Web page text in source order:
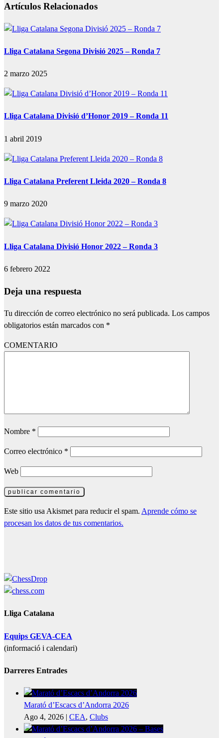
Artículos Relacionados
Lliga Catalana Segona Divisió 2025 – Ronda 7
2 marzo 2025
Lliga Catalana Divisió d’Honor 2019 – Ronda 11
1 abril 2019
Lliga Catalana Preferent Lleida 2020 – Ronda 8
9 marzo 2020
Lliga Catalana Divisió Honor 2022 – Ronda 3
6 febrero 2022
Deja una respuesta
Tu dirección de correo electrónico no será publicada. Los campos
obligatorios están marcados con *
COMENTARIO
Nombre *
Correo electrónico *
Web
Este sitio usa Akismet para reducir el spam. Aprende cómo se
procesan los datos de tus comentarios.
Lliga Catalana
Equips GEVA-CEA
(informació i calendari)
Darreres Entrades
Marató d’Escacs d’Andorra 2026
Ago 4, 2026 | CEA, Clubs